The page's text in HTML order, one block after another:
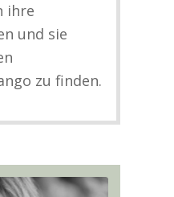
ihre
und sie
zu finden.